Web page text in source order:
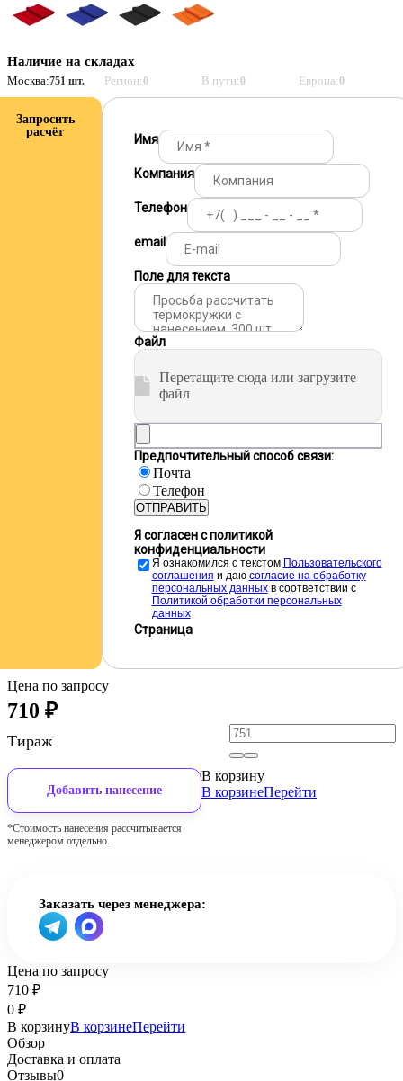
Наличие на складах
Москва:751 шт. Регион:0 В пути:0 Европа:0
Запросить
расчёт
Имя
Компания
Телефон
email
Поле для текста
Файл
Перетащите сюда или загрузите
файл
Предпочтительный способ связи:
Почта
Телефон
ОТПРАВИТЬ
Я согласен с политикой
конфиденциальности
Я ознакомился с текстом Пользовательского
соглашения и даю cогласие на обработку
персональных данныхв соответствии с
Политикой обработки персональных
данных
Страница
Цена по запросу
710 ₽
Тираж
Добавить нанесение
*Стоимость нанесения рассчитывается
менеджером отдельно.
В корзину
В корзинеПерейти
Заказать через менеджера:
Цена по запросу
710 ₽
0 ₽
В корзинуВ корзинеПерейти
Обзор
Доставка и оплата
Отзывы0